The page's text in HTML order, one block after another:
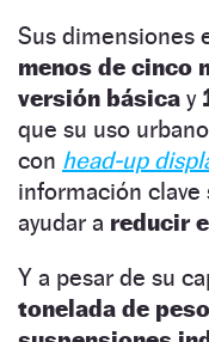
Sus dimensiones
menos de cinco
versión básica y
que su uso
con head-up
información
ayudar a reducir
Y a pesar de su
tonelada de